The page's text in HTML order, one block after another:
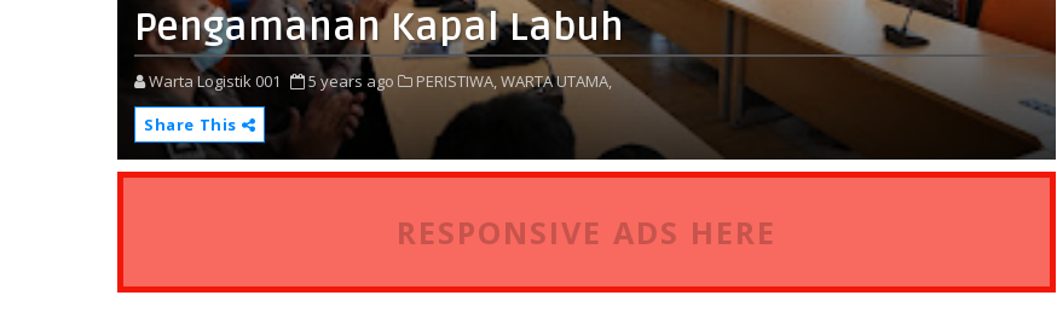
Pengamanan Kapal Labuh
Warta Logistik 001 5 years ago PERISTIWA,WARTA UTAMA,
Share This
RESPONSIVE ADS HERE